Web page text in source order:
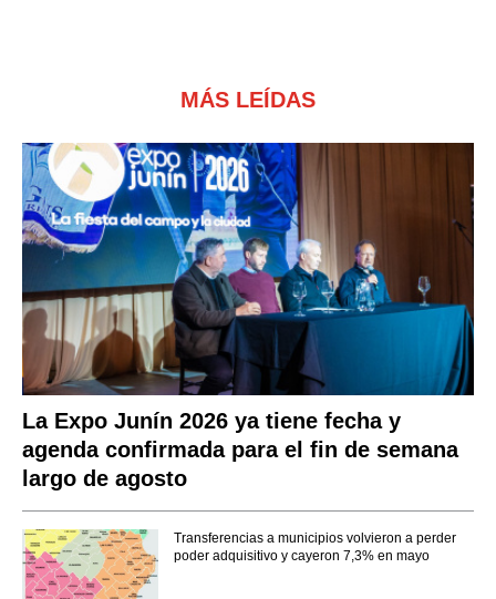
MÁS LEÍDAS
La Expo Junín 2026 ya tiene fecha y
agenda confirmada para el fin de semana
largo de agosto
Transferencias a municipios volvieron a perder
poder adquisitivo y cayeron 7,3% en mayo